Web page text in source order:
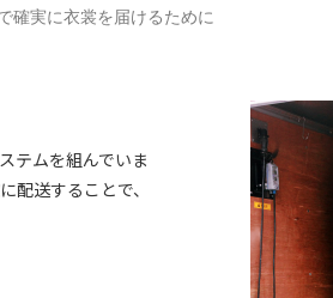
確実に衣裳を届けるために
テムを組んでいま
配送することで、